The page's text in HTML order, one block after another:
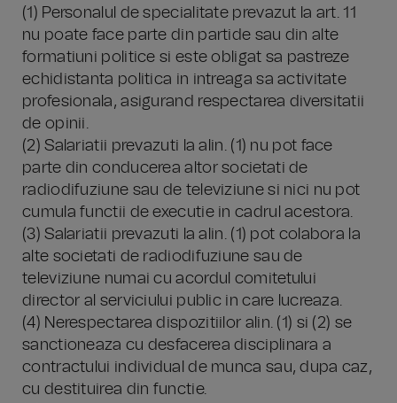
(1) Personalul de specialitate prevazut la art. 11
nu poate face parte din partide sau din alte
formatiuni politice si este obligat sa pastreze
echidistanta politica in intreaga sa activitate
profesionala, asigurand respectarea diversitatii
de opinii.
(2) Salariatii prevazuti la alin. (1) nu pot face
parte din conducerea altor societati de
radiodifuziune sau de televiziune si nici nu pot
cumula functii de executie in cadrul acestora.
(3) Salariatii prevazuti la alin. (1) pot colabora la
alte societati de radiodifuziune sau de
televiziune numai cu acordul comitetului
director al serviciului public in care lucreaza.
(4) Nerespectarea dispozitiilor alin. (1) si (2) se
sanctioneaza cu desfacerea disciplinara a
contractului individual de munca sau, dupa caz,
cu destituirea din functie.